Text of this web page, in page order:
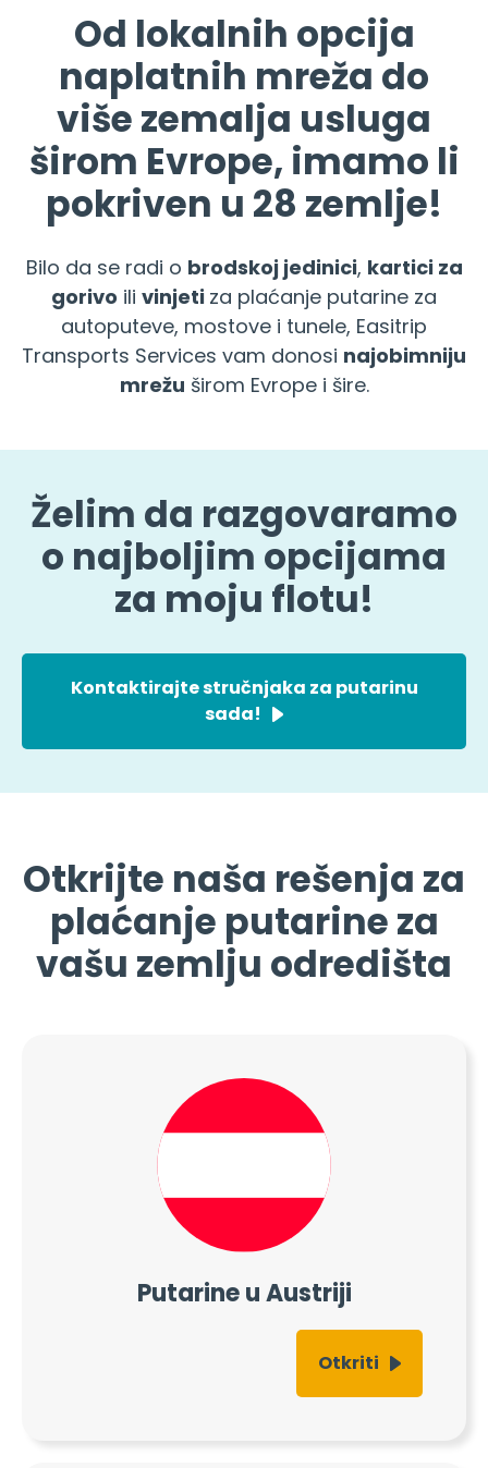
Od lokalnih opcija
naplatnih mreža do
više zemalja usluga
širom Evrope, imamo li
pokriven u 28 zemlje!
Bilo da se radi o brodskoj jedinici, kartici za
gorivo ili vinjeti za plaćanje putarine za
autoputeve, mostove i tunele, Easitrip
Transports Services vam donosi najobimniju
mrežu širom Evrope i šire.
Želim da razgovaramo
o najboljim opcijama
za moju flotu!
Kontaktirajte stručnjaka za putarinu
sada!
Otkrijte naša rešenja za
plaćanje putarine za
vašu zemlju odredišta
Putarine u Austriji
Otkriti